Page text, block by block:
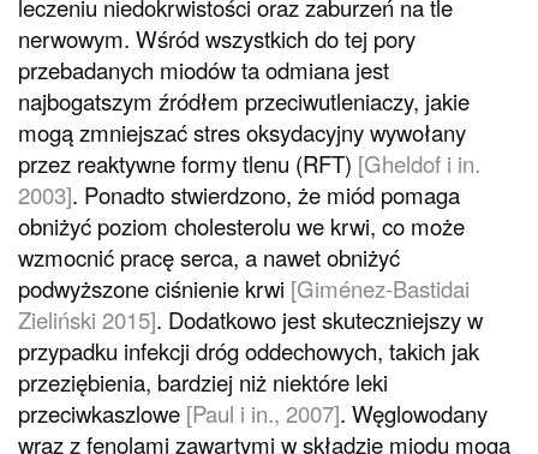
leczeniu niedokrwistości oraz zaburzeń na tle
nerwowym. Wśród wszystkich do tej pory
przebadanych miodów ta odmiana jest
najbogatszym źródłem przeciwutleniaczy, jakie
mogą zmniejszać stres oksydacyjny wywołany
przez reaktywne formy tlenu (RFT) [Gheldof i in.
2003]. Ponadto stwierdzono, że miód pomaga
obniżyć poziom cholesterolu we krwi, co może
wzmocnić pracę serca, a nawet obniżyć
podwyższone ciśnienie krwi [Giménez-Bastidai
Zieliński 2015]. Dodatkowo jest skuteczniejszy w
przypadku infekcji dróg oddechowych, takich jak
przeziębienia, bardziej niż niektóre leki
przeciwkaszlowe [Paul i in., 2007]. Węglowodany
wraz z fenolami zawartymi w składzie miodu mogą